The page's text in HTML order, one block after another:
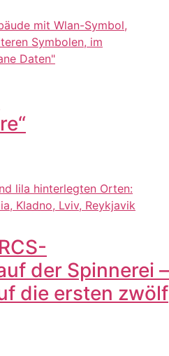
der Spinnerei –
die ersten zwölf